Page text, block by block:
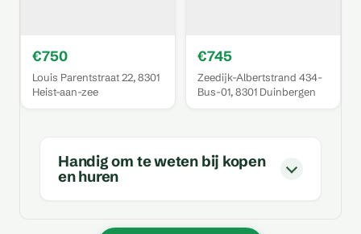
€750
Louis Parentstraat 22, 8301
Heist-aan-zee
€745
Zeedijk-Albertstrand 434-
Bus-01, 8301 Duinbergen
Handig om te weten bij kopen
en huren